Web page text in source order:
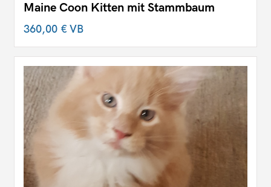
Maine Coon Kitten mit Stammbaum
360,00 €VB